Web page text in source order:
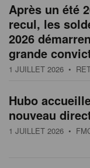
Après un été
recul, les
2026
grande
1 JUILLET 2026 •
Hubo
nouveau
1 JUILLET 2026 •
t
i
o
n